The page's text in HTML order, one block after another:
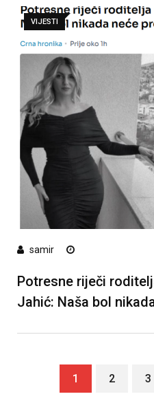
VIJESTI
samir
Potresne riječi
Jahić: Naša bol
1 2 3